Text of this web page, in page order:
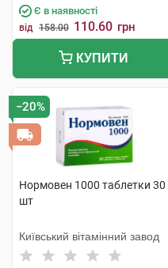
Є в наявності
від 158.00 110.60 грн
КУПИТИ
−20%
Нормовен 1000 таблетки 30
шт
Київський вітамінний завод